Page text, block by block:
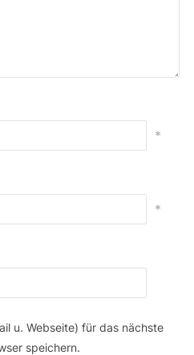
*
*
u. Webseite) für das nächste
speichern.